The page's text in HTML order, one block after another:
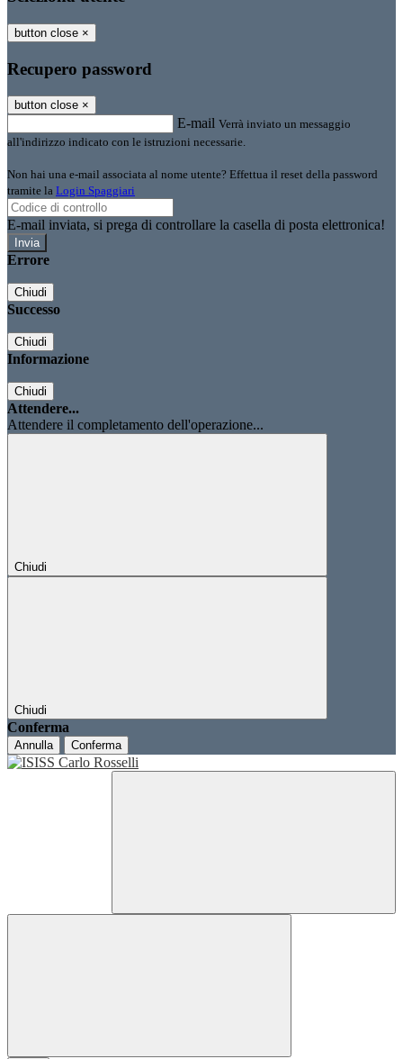
button close ×
Recupero password
button close ×
E-mail Verrà inviato un messaggio
all'indirizzo indicato con le istruzioni necessarie.
Non hai una e-mail associata al nome utente? Effettua il reset della password
tramite la Login Spaggiari
E-mail inviata, si prega di controllare la casella di posta elettronica!
Errore
Chiudi
Successo
Chiudi
Informazione
Chiudi
Attendere...
Attendere il completamento dell'operazione...
Chiudi
Chiudi
Conferma
Annulla Conferma